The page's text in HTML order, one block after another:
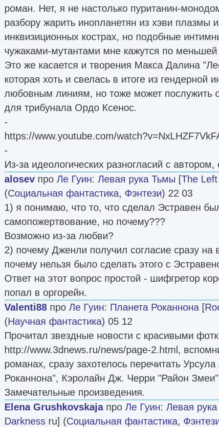
роман. Нет, я не настолько пуританин-
разбору жарить инопланетян из хэви плазмы
инквизиционных кострах, но подобные
чужаками-мутантами мне кажутся по
Это же касается и творения Макса Далина
которая хоть и свелась в итоге из гендерной
любовным линиям, но тоже может послужить
для трибунала Ордо Ксенос.
-
https://www.youtube.com/
-
Из-за идеологических разногласий с
alosev про Ле Гуин: Левая рука Тьмы [The
(Социальная фантастика, Фэнтези) 22 03
1) я понимаю, что то, что сделал Эстравен
самопожертвование, но почему???
Возможно из-за любви?
2) почему Дженли получил согласие сразу на
почему нельзя было сделать этого с
Ответ на этот вопрос простой - шифгретор
попал в оргорейн.
Valenti88 про Ле Гуин: Планета Роканнона [
(Научная фантастика) 05 12
Прочитал звездные новости с красивыми
http://www.3dnews.ru/news/page-2.html,
романах, сразу захотелось перечитать
Роканнона", Кэролайн Дж. Черри "Район
Замечательные произведения.
Elena Grushkovskajaпро Ле Гуин: Левая
Darkness ru] (Социальная фантастика,